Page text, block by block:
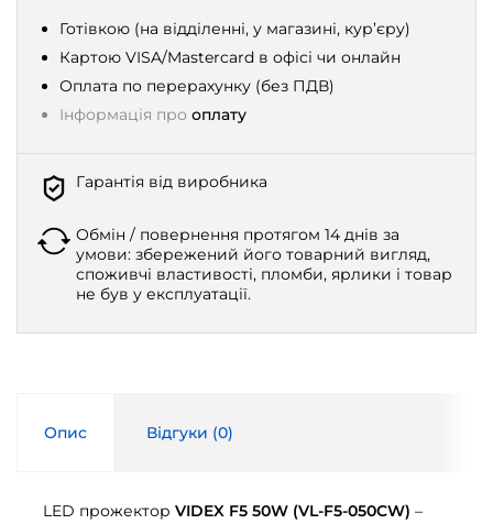
Готівкою (на відділенні, у магазині, кур’єру)
Картою VISA/Mastercard в офісі чи онлайн
Оплата по перерахунку (без ПДВ)
Інформація про оплату
Гарантія від виробника
Обмін / повернення протягом 14 днів за
умови: збережений його товарний вигляд,
споживчі властивості, пломби, ярлики і товар
не був у експлуатації.
Опис Відгуки (0)
LED прожектор VIDEX F5 50W (VL-F5-050CW) –